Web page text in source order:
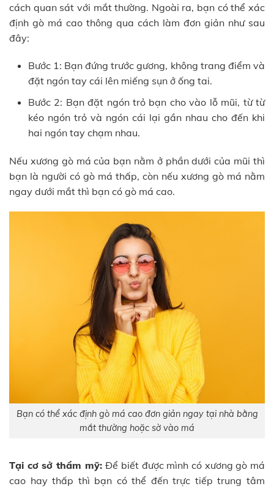
cách quan sát với mắt thường. Ngoài ra, bạn có thể xác
định gò má cao thông qua cách làm đơn giản như sau
đây:
Bước 1: Bạn đứng trước gương, không trang điểm và
đặt ngón tay cái lên miếng sụn ở ống tai.
Bước 2: Bạn đặt ngón trỏ bạn cho vào lỗ mũi, từ từ
kéo ngón trỏ và ngón cái lại gần nhau cho đến khi
hai ngón tay chạm nhau.
Nếu xương gò má của bạn nằm ở phần dưới của mũi thì
bạn là người có gò má thấp, còn nếu xương gò má nằm
ngay dưới mắt thì bạn có gò má cao.
Bạn có thể xác định gò má cao đơn giản ngay tại nhà bằng
mắt thường hoặc sờ vào má
Tại cơ sở thẩm mỹ:Để biết được mình có xương gò má
cao hay thấp thì bạn có thể đến trực tiếp trung tâm